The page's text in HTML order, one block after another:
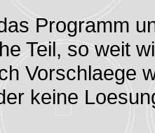
Programm
Teil, so weit
Vorschlaege
keine